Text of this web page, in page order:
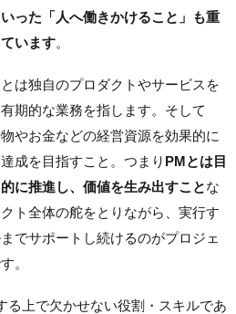
った「人へ働きかけること」も重
います。
は独自のプロダクトやサービスを
期的な業務を指します。そして
やお金などの経営資源を効果的に
成を目指すこと。つまり PMとは目
に推進し、価値を生み出すことな
ト全体の舵をとりながら、実行す
でサポートし続けるのがプロジェ
。
る上で欠かせない役割・スキルであ